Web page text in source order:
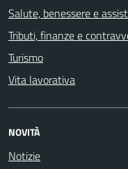
Salute, benessere e
Tributi, finanze e
Turismo
Vita lavorativa
NOVITÀ
Notizie